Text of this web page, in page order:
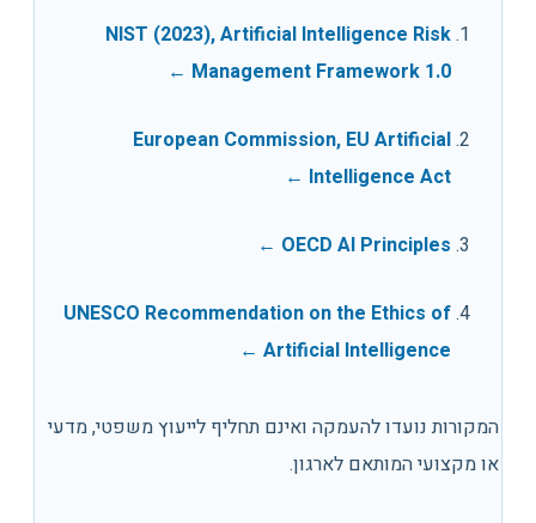
NIST (2023), Artificial Intelligence Risk
Management Framework 1.0
←
European Commission, EU Artificial
Intelligence Act
←
OECD AI Principles
←
UNESCO Recommendation on the Ethics of
Artificial Intelligence
←
המקורות נועדו להעמקה ואינם תחליף לייעוץ משפטי, מדעי
או מקצועי המותאם לארגון.